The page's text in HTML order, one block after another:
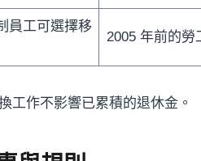
員工可選擇移
2005 年前的勞
作不影響已累積的退休金。